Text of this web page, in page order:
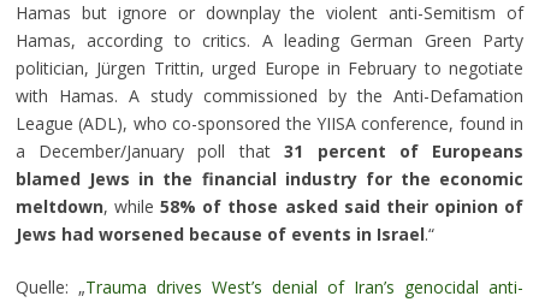
Hamas but ignore or downplay the violent anti-Semitism of
Hamas, according to critics. A leading German Green Party
politician, Jürgen Trittin, urged Europe in February to negotiate
with Hamas. A study commissioned by the Anti-Defamation
League (ADL), who co-sponsored the YIISA conference, found in
a December/January poll that31 percent of Europeans
blamed Jews in the financial industry for the economic
meltdown, while58% of those asked said their opinion of
Jews had worsened because of events in Israel.“
Quelle: „Trauma drives West’s denial of Iran’s genocidal anti-